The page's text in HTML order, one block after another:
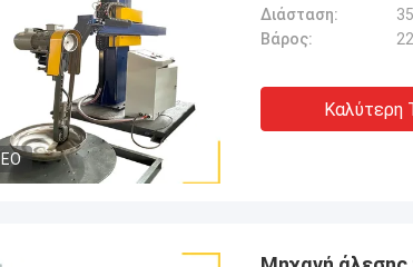
Διάσταση:
Βάρος:
Καλύτερη